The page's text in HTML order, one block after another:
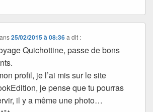
25/02/2015 à 08:36 a dit :
Quichottine, passe de bons
profil, je l’ai mis sur le site
je pense que tu pourras
il y a même une photo…